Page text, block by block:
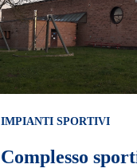
IMPIANTI SPORTIVI
Complesso